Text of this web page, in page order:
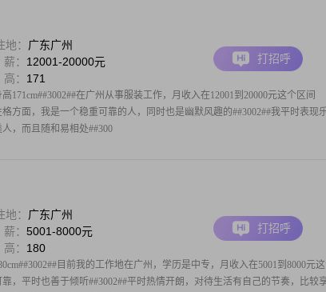
地： 广东广州
： 12001-20000元
： 171
171cm##3002##在广州从事服装工作，月收入在12001到20000元这个区间
格方面，我是一个稳重可靠的人，同时也是幽默风趣的##3002##我平时表现
，而且随和易相处##300
打招呼
地： 广东广州
： 5001-8000元
： 180
目前我的工作地在广州，学历是中专，月收入在5001到8000元
，平时也善于倾听##3002##平时热情开朗，对待生活有自己的节奏，比较
打招呼